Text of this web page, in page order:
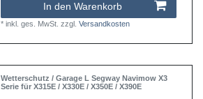
In den Warenkorb
*inkl. ges. MwSt. zzgl.Versandkosten
Wetterschutz / Garage L Segway Navimow X3
Serie für X315E / X330E / X350E / X390E